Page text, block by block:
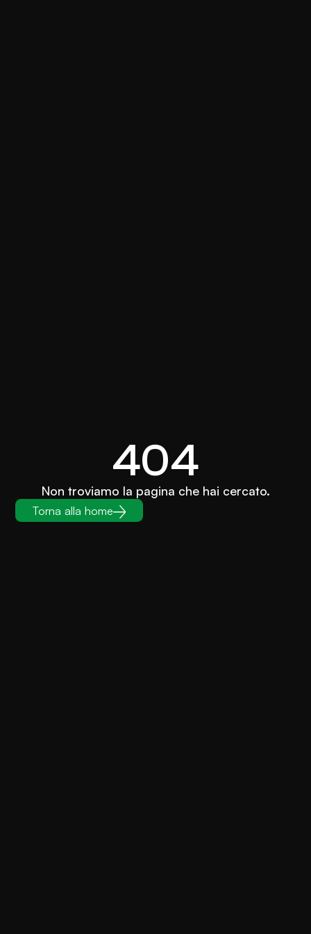
404
Non troviamo la pagina che hai cercato.
Torna alla home